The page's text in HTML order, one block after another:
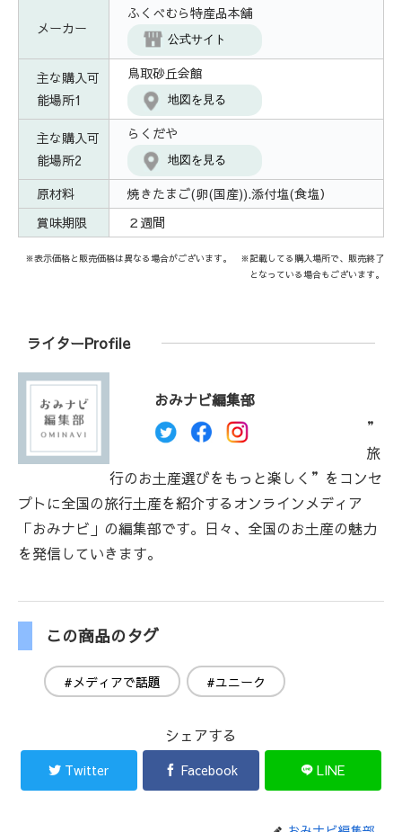
メーカー
ふくべむら特産品本舗
公式サイト
主な購入可
能場所1
鳥取砂丘会館
地図を見る
主な購入可
能場所2
らくだや
地図を見る
原材料
焼きたまご(卵(国産)).添付塩(食塩）
賞味期限
２週間
※表示価格と販売価格は異なる場合がございます。 ※記載してる購入場所で、販売終了
となっている場合もございます。
ライターProfile
おみナビ編集部
”
旅
行のお土産選びをもっと楽しく”をコンセ
プトに全国の旅行土産を紹介するオンラインメディア
「おみナビ」の編集部です。日々、全国のお土産の魅力
を発信していきます。
この商品のタグ
#メディアで話題 #ユニーク
シェアする
Twitter Facebook LINE